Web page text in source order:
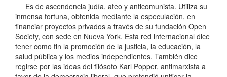
Es de ascendencia judía, ateo y anticomunista. Utiliza su
inmensa fortuna, obtenida mediante la especulación, en
financiar proyectos privados a través de su fundación Open
Society, con sede en Nueva York. Esta red internacional dice
tener como fin la promoción de la justicia, la educación, la
salud pública y los medios independientes. También dice
regirse por las ideas del filósofo Karl Popper, antimarxista a